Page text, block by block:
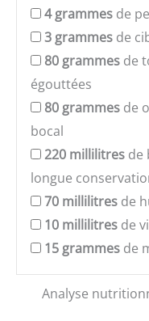
4 grammes de
3 grammes de
80 grammes de
égouttées
80 grammes de
bocal
220 millilitres de
longue
70 millilitres de
10 millilitres de
15 grammes de
Analyse